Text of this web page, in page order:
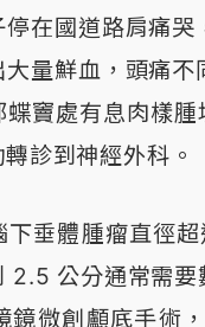
在國道路肩痛
量鮮血，頭痛
竇處有息肉樣
診到神經外科。
下垂體腫瘤直徑
2.5 公分通常需
鏡微創顱底手術